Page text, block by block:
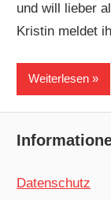
und will lieber
Kristin meldet
Weiterlesen
Datenschutz